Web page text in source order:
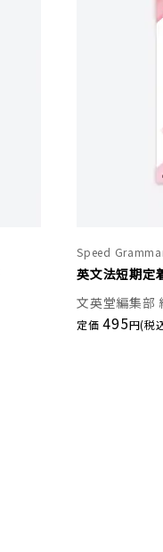
Speed
英文法短期定
文英堂編集部
定価495円(税